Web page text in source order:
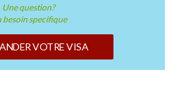
Une question?
besoin specifique
VOTRE VISA